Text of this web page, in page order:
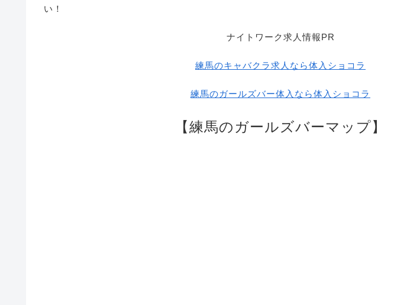
い！
ナイトワーク求人情報PR
練馬のキャバクラ求人なら体入ショコラ
練馬のガールズバー体入なら体入ショコラ
【練馬のガールズバーマップ】